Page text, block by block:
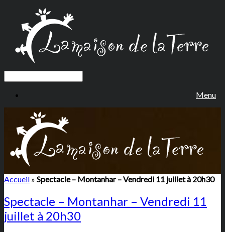
Menu
Accueil » Spectacle – Montanhar – Vendredi 11 juillet à 20h30
Spectacle – Montanhar – Vendredi 11
juillet à 20h30